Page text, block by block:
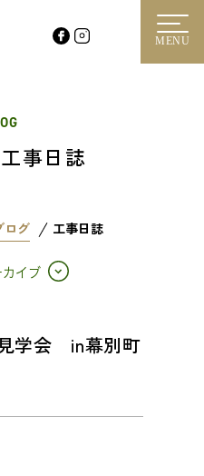
MENU
事日誌
ログ 工事日誌
カイブ
学会 in幕別町